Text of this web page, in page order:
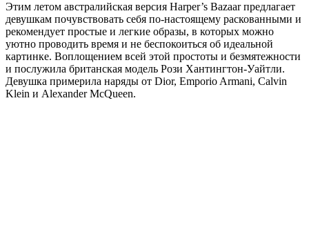
Этим летом австралийская версия Harper’s Bazaar предлагает
девушкам почувствовать себя по-настоящему раскованными и
рекомендует простые и легкие образы, в которых можно
уютно проводить время и не беспокоиться об идеальной
картинке. Воплощением всей этой простоты и безмятежности
и послужила британская модель Рози Хантингтон-Уайтли.
Девушка примерила наряды от Dior, Emporio Armani, Calvin
Klein и Alexander McQueen.